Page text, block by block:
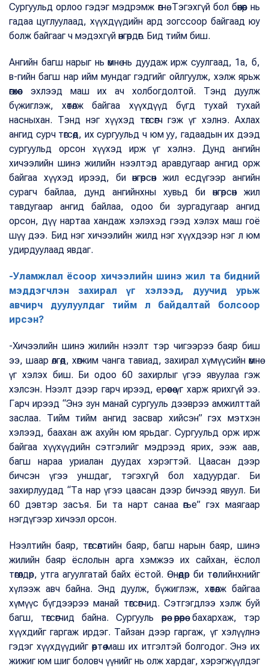
Сургуульд орлоо гэдэг мэдрэмж өгнө. Тэгэхгүй бол бөөнөөр нь
гадаа цуглуулаад, хүүхдүүдийн ард зогссоор байгаад юу
болж байгааг ч мэдэхгүй өнгөрдөг. Бид тийм биш.
Ангийн багш нарыг нь өмнө нь дуудаж ирж суулгаад, 1а, б,
в-гийн багш нар ийм мундаг гэдгийг ойлгуулж, хэлж ярьж
өгөхөөс эхлээд маш их ач холбогдолтой. Тэнд дуулж
бүжиглэж, хөтөлж байгаа хүүхдүүд бүгд тухай тухай
насныхан. Тэнд нэг хүүхэд төгсөгч гэж үг хэлнэ. Ахлах
ангид сурч төгсөөд, их сургуульд ч юм уу, гадаадын их дээд
сургуульд орсон хүүхэд ирж үг хэлнэ. Дунд ангийн
хичээлийн шинэ жилийн нээлтэд аравдугаар ангид орж
байгаа хүүхэд ирээд, би өнгөрсөн жил есдүгээр ангийн
сурагч байлаа, дунд ангийнхны хувьд би өнгөрсөн жил
тавдугаар ангид байлаа, одоо би зургадугаар ангид
орсон, дүү нартаа хандаж хэлэхэд гээд хэлэх маш гоё
шүү дээ. Бид нэг хичээлийн жилд нэг хүүхдээр нэг л юм
удирдуулаад явдаг.
-Уламжлал ёсоор хичээлийн шинэ жил та бидний
мэддэгчлэн захирал үг хэлээд, дуучид урьж
авчирч дуулуулдаг тийм л байдалтай болсоор
ирсэн?
-Хичээлийн шинэ жилийн нээлт тэр чигээрээ баяр биш
ээ, шаар өлгөөд, хөгжим чанга тавиад, захирал хүмүүсийн өмнө
үг хэлэх биш. Би одоо 60 захирлыг үгээ явуулаа гэж
хэлсэн. Нээлт дээр гарч ирээд, ерөөсөө үг харж ярихгүй ээ.
Гарч ирээд “Энэ зун манай сургууль дээврээ амжилттай
заслаа. Тийм тийм ангид засвар хийсэн” гэх мэтхэн
хэлээд, баахан аж ахуйн юм ярьдаг. Сургуульд орж ирж
байгаа хүүхүүдийн сэтгэлийг мэдрээд ярих, ээж аав,
багш нараа уриалан дуудах хэрэгтэй. Цаасан дээр
бичсэн үгээ уншдаг, тэгэхгүй бол хадуурдаг. Би
захирлуудад “Та нар үгээ цаасан дээр бичээд явуул. Би
60 дэвтэр засъя. Би та нарт санаа өгье” гэх маягаар
нэгдүгээр хичээл орсон.
Нээлтийн баяр, төгсөлтийн баяр, багш нарын баяр, шинэ
жилийн баяр ёслолын арга хэмжээ их сайхан, ёслол
төгөлдөр, утга агуулгатай байх ёстой. Өнөөдөр би төслийнхнийг
хүлээж авч байна. Энд дуулж, бүжиглэж, хөтөлж байгаа
хүмүүс бүгдээрээ манай төгсөгчид. Сэтгэгдлээ хэлж буй
багш, төгсөгчид байна. Сургууль өөрөө өөрөөрөө бахархаж, тэр
хүүхдийг гаргаж ирдэг. Тайзан дээр гаргаж, үг хэлүүлнэ
гэдэг хүүхдүүдийг өөртөө маш их итгэлтэй болгодог. Энэ их
жижиг юм шиг боловч үүнийг нь олж хардаг, хэрэгжүүлдэг